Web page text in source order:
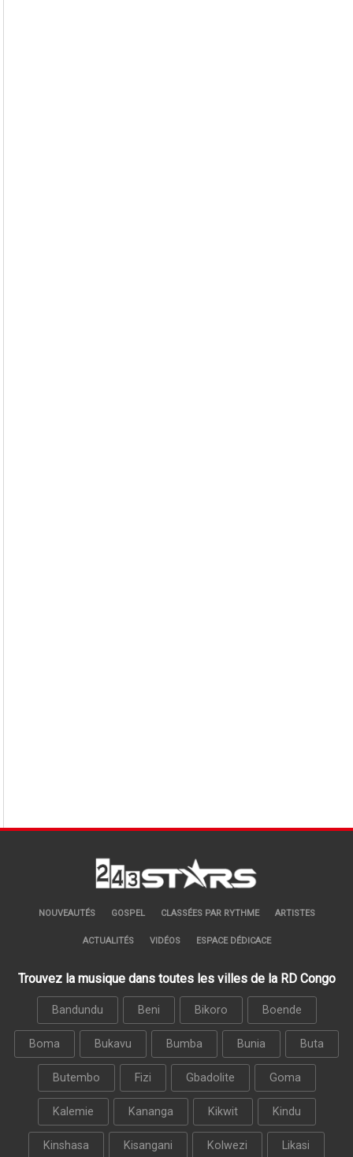
NOUVEAUTÉS GOSPEL CLASSÉES PAR RYTHME ARTISTES
ACTUALITÉS VIDÉOS ESPACE DÉDICACE
Trouvez la musique dans toutes les villes de la RD Congo
Bandundu Beni Bikoro Boende
Boma Bukavu Bumba Bunia Buta
Butembo Fizi Gbadolite Goma
Kalemie Kananga Kikwit Kindu
Kinshasa Kisangani Kolwezi Likasi